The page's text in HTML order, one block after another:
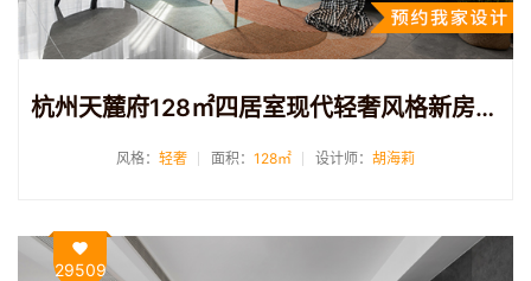
杭州天麓府128㎡四居室现代轻奢风格新房装修案例
风格： 轻奢 面积： 128㎡ 设计师： 胡海莉
29509